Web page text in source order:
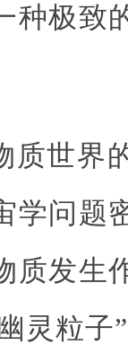
种极致
质世界
学问题
质发生
灵粒子